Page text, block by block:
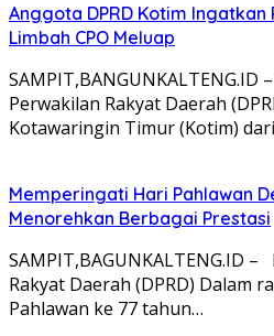
Anggota DPRD Kotim Ingatkan
Limbah CPO Meluap
SAMPIT,BANGUNKALTENG.ID
Perwakilan Rakyat Daerah
Kotawaringin Timur (Kotim)
Memperingati Hari Pahlawan
Menorehkan Berbagai Prestasi
SAMPIT,BAGUNKALTENG.ID
Rakyat Daerah (DPRD) Dalam
Pahlawan ke 77 tahun…